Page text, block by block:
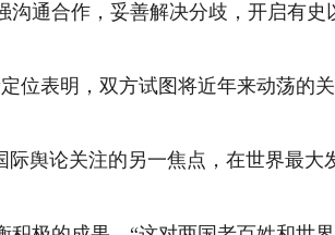
通合作，妥善解决分歧，开启有史
表明，双方试图将近年来动荡的
舆论关注的另一焦点，在世界最大